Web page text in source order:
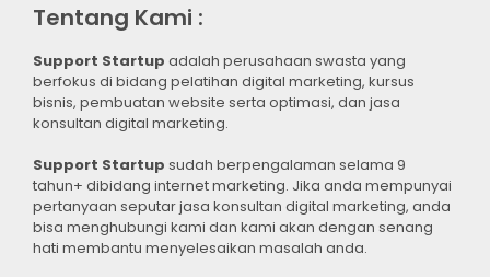
Tentang Kami :
Support Startup adalah perusahaan swasta yang
berfokus di bidang pelatihan digital marketing, kursus
bisnis, pembuatan website serta optimasi, dan jasa
konsultan digital marketing.
Support Startup sudah berpengalaman selama 9
tahun+ dibidang internet marketing. Jika anda mempunyai
pertanyaan seputar jasa konsultan digital marketing, anda
bisa menghubungi kami dan kami akan dengan senang
hati membantu menyelesaikan masalah anda.